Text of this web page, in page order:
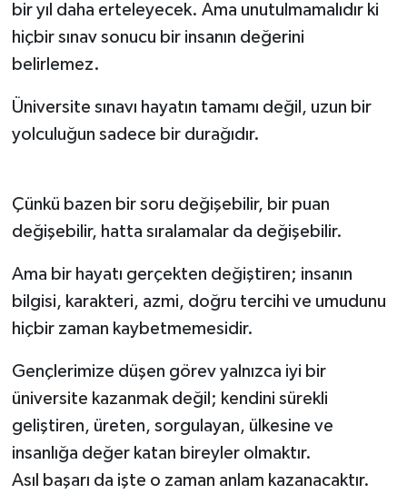
bir yıl daha erteleyecek. Ama unutulmamalıdır ki
hiçbir sınav sonucu bir insanın değerini
belirlemez.
Üniversite sınavı hayatın tamamı değil, uzun bir
yolculuğun sadece bir durağıdır.
Çünkü bazen bir soru değişebilir, bir puan
değişebilir, hatta sıralamalar da değişebilir.
Ama bir hayatı gerçekten değiştiren; insanın
bilgisi, karakteri, azmi, doğru tercihi ve umudunu
hiçbir zaman kaybetmemesidir.
Gençlerimize düşen görev yalnızca iyi bir
üniversite kazanmak değil; kendini sürekli
geliştiren, üreten, sorgulayan, ülkesine ve
insanlığa değer katan bireyler olmaktır.
Asıl başarı da işte o zaman anlam kazanacaktır.